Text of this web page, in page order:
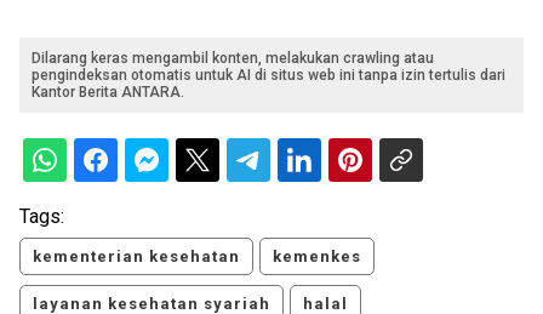
Dilarang keras mengambil konten, melakukan crawling atau
pengindeksan otomatis untuk AI di situs web ini tanpa izin tertulis dari
Kantor Berita ANTARA.
Tags:
kementerian kesehatan kemenkes
layanan kesehatan syariah halal